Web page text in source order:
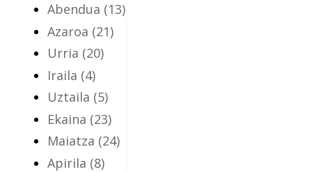
Abendua (13)
Azaroa (21)
Urria (20)
Iraila (4)
Uztaila (5)
Ekaina (23)
Maiatza (24)
Apirila (8)